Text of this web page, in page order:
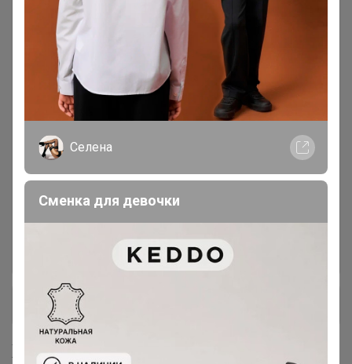
Витамины и Минералы для
спорта, фитнеса и здоровья
Омега-3 (Незаменимые жирные
кислоты) все формы и
производители
ногтей
24
ПРОТЕИН (Высокобелковые
смеси) Батончики, Арахисовая
Хиты продаж
Селена
Сменка для девочки